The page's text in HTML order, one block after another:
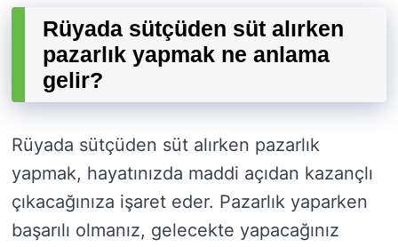
Rüyada sütçüden süt alırken
pazarlık yapmak ne anlama
gelir?
Rüyada sütçüden süt alırken pazarlık
yapmak, hayatınızda maddi açıdan kazançlı
çıkacağınıza işaret eder. Pazarlık yaparken
başarılı olmanız, gelecekte yapacağınız